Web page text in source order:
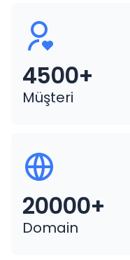
4500+
Müşteri
20000+
Domain